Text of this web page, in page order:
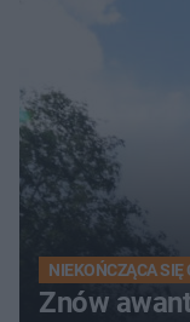
NIEKOŃCZĄCA SIĘ
Znów